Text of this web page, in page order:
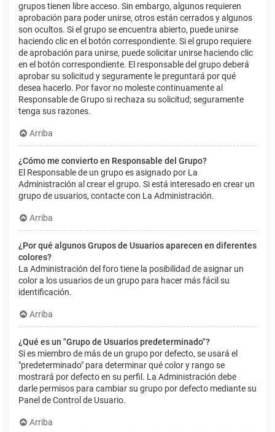
grupos tienen libre acceso. Sin embargo, algunos requieren
aprobación para poder unirse, otros están cerrados y algunos
son ocultos. Si el grupo se encuentra abierto, puede unirse
haciendo clic en el botón correspondiente. Si el grupo requiere
de aprobación para unirse, puede solicitar unirse haciendo clic
en el botón correspondiente. El responsable del grupo deberá
aprobar su solicitud y seguramente le preguntará por qué
desea hacerlo. Por favor no moleste continuamente al
Responsable de Grupo si rechaza su solicitud; seguramente
tenga sus razones.
Arriba
¿Cómo me convierto en Responsable del Grupo?
El Responsable de un grupo es asignado por La
Administración al crear el grupo. Si está interesado en crear un
grupo de usuarios, contacte con La Administración.
Arriba
¿Por qué algunos Grupos de Usuarios aparecen en diferentes
colores?
La Administración del foro tiene la posibilidad de asignar un
color a los usuarios de un grupo para hacer más fácil su
identificación.
Arriba
¿Qué es un "Grupo de Usuarios predeterminado"?
Si es miembro de más de un grupo por defecto, se usará el
"predeterminado" para determinar qué color y rango se
mostrará por defecto en su perfil. La Administración debe
darle permisos para cambiar su grupo por defecto mediante su
Panel de Control de Usuario.
Arriba